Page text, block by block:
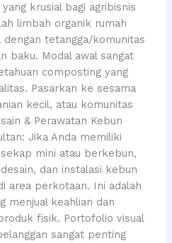
krusial bagi agribisnis
limbah organik rumah
tetangga/komunitas
baku. Modal awal sangat
composting yang
Pasarkan ke sesama
kecil, atau komunitas
& Perawatan Kebun
Jika Anda memiliki
mini atau berkebun,
dan instalasi kebun
area perkotaan. Ini adalah
menjual keahlian dan
fisik. Portofolio visual
sangat penting